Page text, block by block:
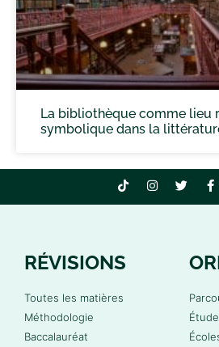
La bibliothèque comme lieu
symbolique dans la
RÉVISIONS
Toutes les matières
Méthodologie
Baccalauréat